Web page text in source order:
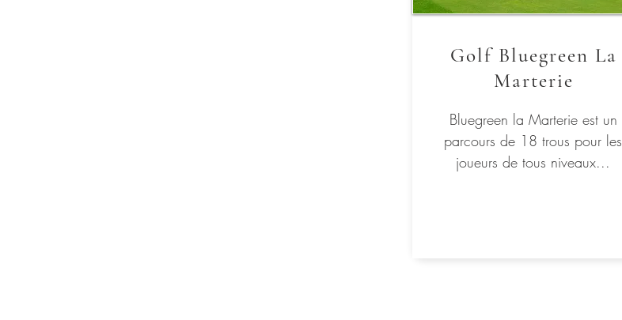
Golf Bluegreen La
Marterie
Bluegreen la Marterie est un
parcours de 18 trous pour les
joueurs de tous niveaux...